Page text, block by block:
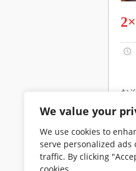
We value your
We use cookies to
serve personalized
traffic. By clicking
お
い
た
タ